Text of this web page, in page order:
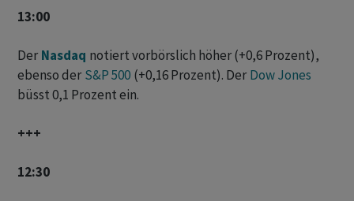
13:00
Der Nasdaq notiert vorbörslich höher (+0,6 Prozent),
ebenso der S&P 500 (+0,16 Prozent). Der Dow Jones
büsst 0,1 Prozent ein.
+++
12:30